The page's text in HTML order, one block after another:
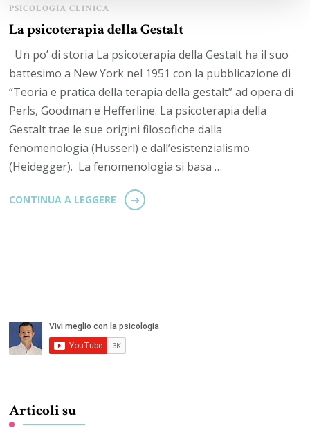
PSICOLOGIA CLINICA
La psicoterapia della Gestalt
Un po’ di storia La psicoterapia della Gestalt ha il suo
battesimo a New York nel 1951 con la pubblicazione di
“Teoria e pratica della terapia della gestalt” ad opera di
Perls, Goodman e Hefferline. La psicoterapia della
Gestalt trae le sue origini filosofiche dalla
fenomenologia (Husserl) e dall’esistenzialismo
(Heidegger). La fenomenologia si basa …
CONTINUA A LEGGERE
Articoli su